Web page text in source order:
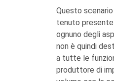
Questo
tenuto presente
ognuno degli
non è quindi
a tutte le
produttore di